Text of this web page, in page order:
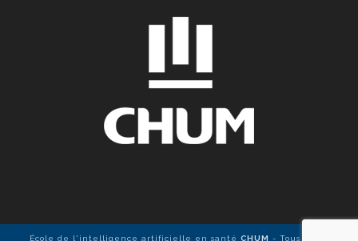
École de l'intelligence artificielle en santé CHUM - Tous droits